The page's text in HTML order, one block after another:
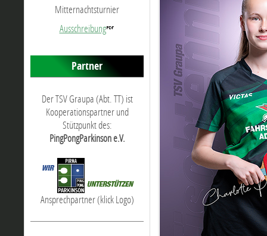
Mitternachtsturnier
Ausschreibung
Partner
Der TSV Graupa (Abt. TT) ist
Kooperationspartner und
Stützpunkt des:
PingPongParkinson e.V.
Ansprechpartner (klick Logo)